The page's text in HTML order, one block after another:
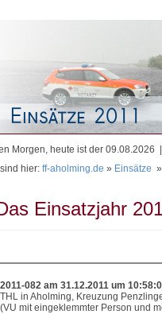
Morgen, heute ist der
hier: ff-aholming.de » Einsätze
Einsatzjahr
2011-082 am 31.12.2011 um
THL in Aholming, Kreuzung
(VU mit eingeklemmter Person und